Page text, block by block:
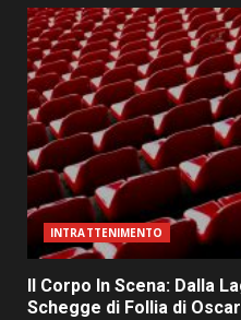
INTRATTENIMENTO
Il Corpo In Scena: Dalla
Schegge di Follia di